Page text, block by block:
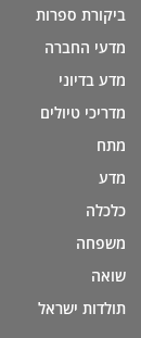
ביקורת ספרות
מדעי החברה
מדע בדיוני
מדריכי טיולים
מתח
מדע
כלכלה
משפחה
שואה
תולדות ישראל